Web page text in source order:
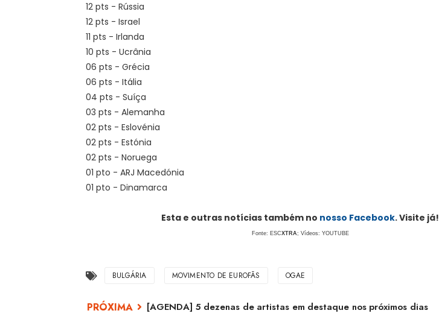
12 pts - Rússia
12 pts - Israel
11 pts - Irlanda
10 pts - Ucrânia
06 pts - Grécia
06 pts - Itália
04 pts - Suíça
03 pts - Alemanha
02 pts - Eslovénia
02 pts - Estónia
02 pts - Noruega
01 pto - ARJ Macedónia
01 pto - Dinamarca
Esta e outras notícias também no nosso Facebook. Visite já!
Fonte: ESCXTRA; Vídeos: YOUTUBE
BULGÁRIA MOVIMENTO DE EUROFÃS OGAE
[AGENDA] 5 dezenas de artistas em destaque nos próximos dias